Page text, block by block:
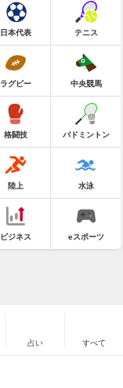
日本代表 テニス
ラグビー 中央競馬
格闘技 バドミントン
陸上 水泳
ビジネス eスポーツ
占い すべて